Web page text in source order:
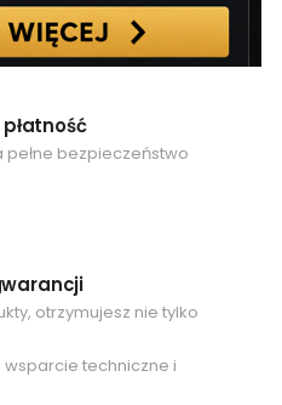
pełne bezpieczeństwo
otrzymujesz nie tylko
techniczne i